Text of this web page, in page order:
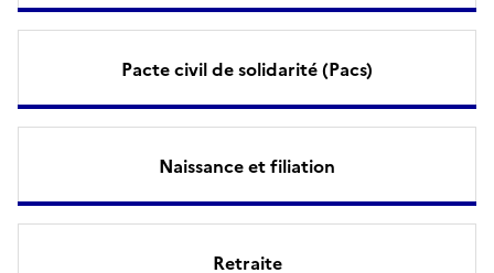
Pacte civil de solidarité (Pacs)
Naissance et filiation
Retraite